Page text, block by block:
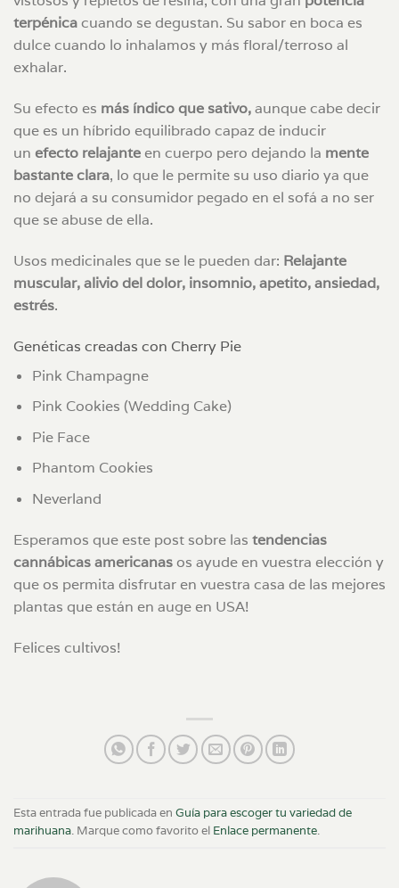
terpénicacuando se degustan. Su sabor en boca es
dulce cuando lo inhalamos y más floral/terroso al
exhalar.
Su efecto es más índico que sativo,aunque cabe decir
que es un híbrido equilibrado capaz de inducir
un efecto relajante en cuerpo pero dejando la mente
bastante clara, lo que le permite su uso diario ya que
no dejará a su consumidor pegado en el sofá a no ser
que se abuse de ella.
Usos medicinales que se le pueden dar: Relajante
muscular, alivio del dolor, insomnio, apetito, ansiedad,
estrés.
Genéticas creadas con Cherry Pie
Pink Champagne
Pink Cookies (Wedding Cake)
Pie Face
Phantom Cookies
Neverland
Esperamos que este post sobre las tendencias
cannábicas americanasos ayude en vuestra elección y
que os permita disfrutar en vuestra casa de las mejores
plantas que están en auge en USA!
Felices cultivos!
Esta entrada fue publicada en Guía para escoger tu variedad de
marihuana. Marque como favorito el Enlace permanente.